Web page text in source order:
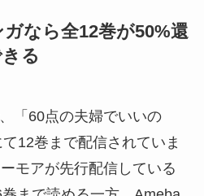
なら全12巻が50%還
る
「60点の夫婦でいいの
12巻まで配信されていま
モアが先行配信している